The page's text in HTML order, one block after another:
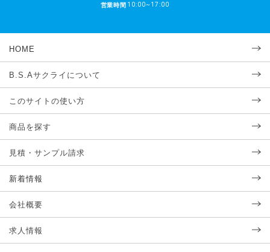
営業時間 10:00~17:00
HOME
B.S.Aサクライについて
このサイトの使い方
商品を探す
見積・サンプル請求
新着情報
会社概要
求人情報